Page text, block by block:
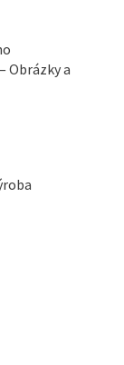
Obrázky a